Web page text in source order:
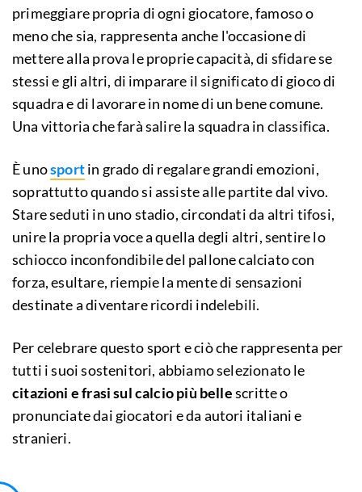
primeggiare propria di ogni giocatore, famoso o
meno che sia, rappresenta anche l'occasione di
mettere alla prova le proprie capacità, di sfidare se
stessi e gli altri, di imparare il significato di gioco di
squadra e di lavorare in nome di un bene comune.
Una vittoria che farà salire la squadra in classifica.
È unosportin grado di regalare grandi emozioni,
soprattutto quando si assiste alle partite dal vivo.
Stare seduti in uno stadio, circondati da altri tifosi,
unire la propria voce a quella degli altri, sentire lo
schiocco inconfondibile del pallone calciato con
forza, esultare, riempie la mente di sensazioni
destinate a diventare ricordi indelebili.
Per celebrare questo sport e ciò che rappresenta per
tutti i suoi sostenitori, abbiamo selezionato le
citazioni e frasi sul calcio più bellescritte o
pronunciate dai giocatori e da autori italiani e
stranieri.